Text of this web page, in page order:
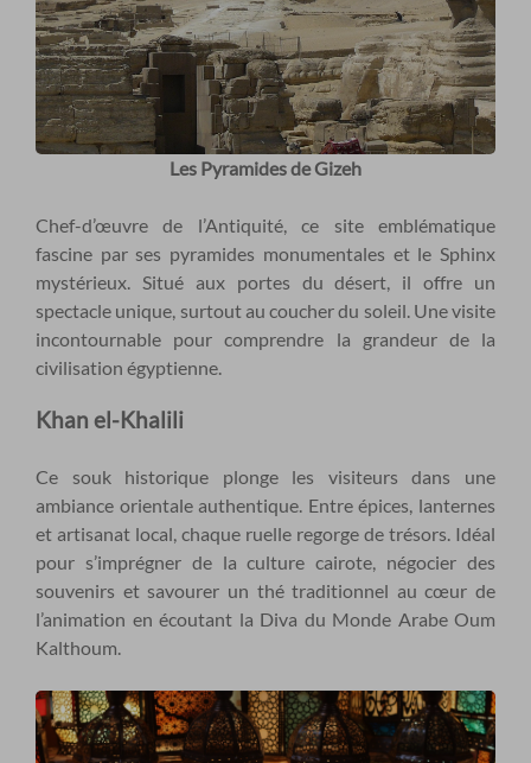
Les Pyramides de Gizeh
Chef-d’œuvre de l’Antiquité, ce site emblématique
fascine par ses pyramides monumentales et le Sphinx
mystérieux. Situé aux portes du désert, il offre un
spectacle unique, surtout au coucher du soleil. Une visite
incontournable pour comprendre la grandeur de la
civilisation égyptienne.
Khan el-Khalili
Ce souk historique plonge les visiteurs dans une
ambiance orientale authentique. Entre épices, lanternes
et artisanat local, chaque ruelle regorge de trésors. Idéal
pour s’imprégner de la culture cairote, négocier des
souvenirs et savourer un thé traditionnel au cœur de
l’animation en écoutant la Diva du Monde Arabe Oum
Kalthoum.